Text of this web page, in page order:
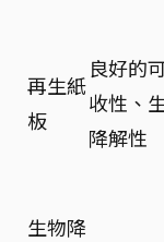
再生紙
板
良好的
收性、
降解性
生物降